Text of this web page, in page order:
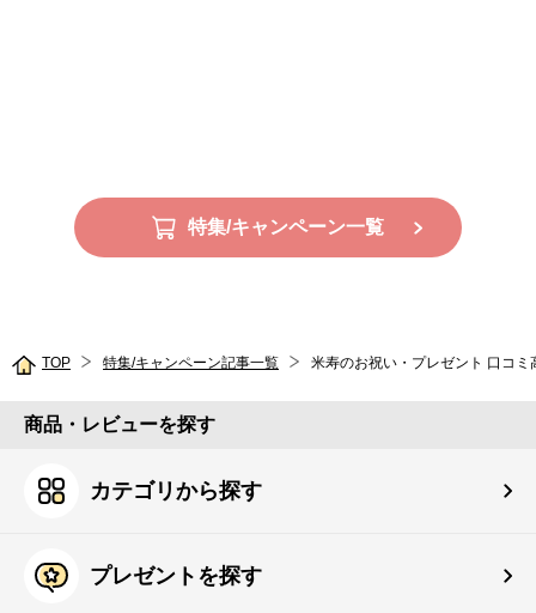
特集/キャンペーン一覧
TOP 特集/キャンペーン記事一覧 米寿のお祝い・プレゼント 口コミ
商品・レビューを探す
カテゴリから探す
プレゼントを探す